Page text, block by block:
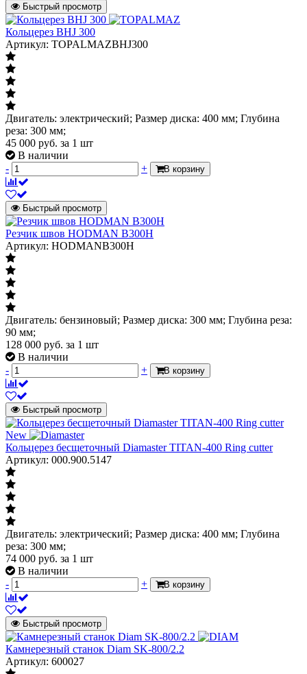
Быстрый просмотр
Кольцерез BHJ 300
Артикул: TOPALMAZBHJ300
Двигатель: электрический; Размер диска: 400 мм; Глубина
реза: 300 мм;
45 000 руб. за 1 шт
В наличии
-
+ В корзину
Быстрый просмотр
Резчик швов HODMAN B300H
Артикул: HODMANB300H
Двигатель: бензиновый; Размер диска: 300 мм; Глубина реза:
90 мм;
128 000 руб. за 1 шт
В наличии
-
+ В корзину
Быстрый просмотр
New
Кольцерез бесщеточный Diamaster TITAN-400 Ring cutter
Артикул: 000.900.5147
Двигатель: электрический; Размер диска: 400 мм; Глубина
реза: 300 мм;
74 000 руб. за 1 шт
В наличии
-
+ В корзину
Быстрый просмотр
Камнерезный станок Diam SK-800/2.2
Артикул: 600027